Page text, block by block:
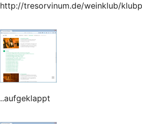
http://tresorvinum.de/weinklub/
..aufgeklappt